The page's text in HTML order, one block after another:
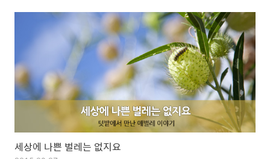
세상에 나쁜 벌레는 없지요